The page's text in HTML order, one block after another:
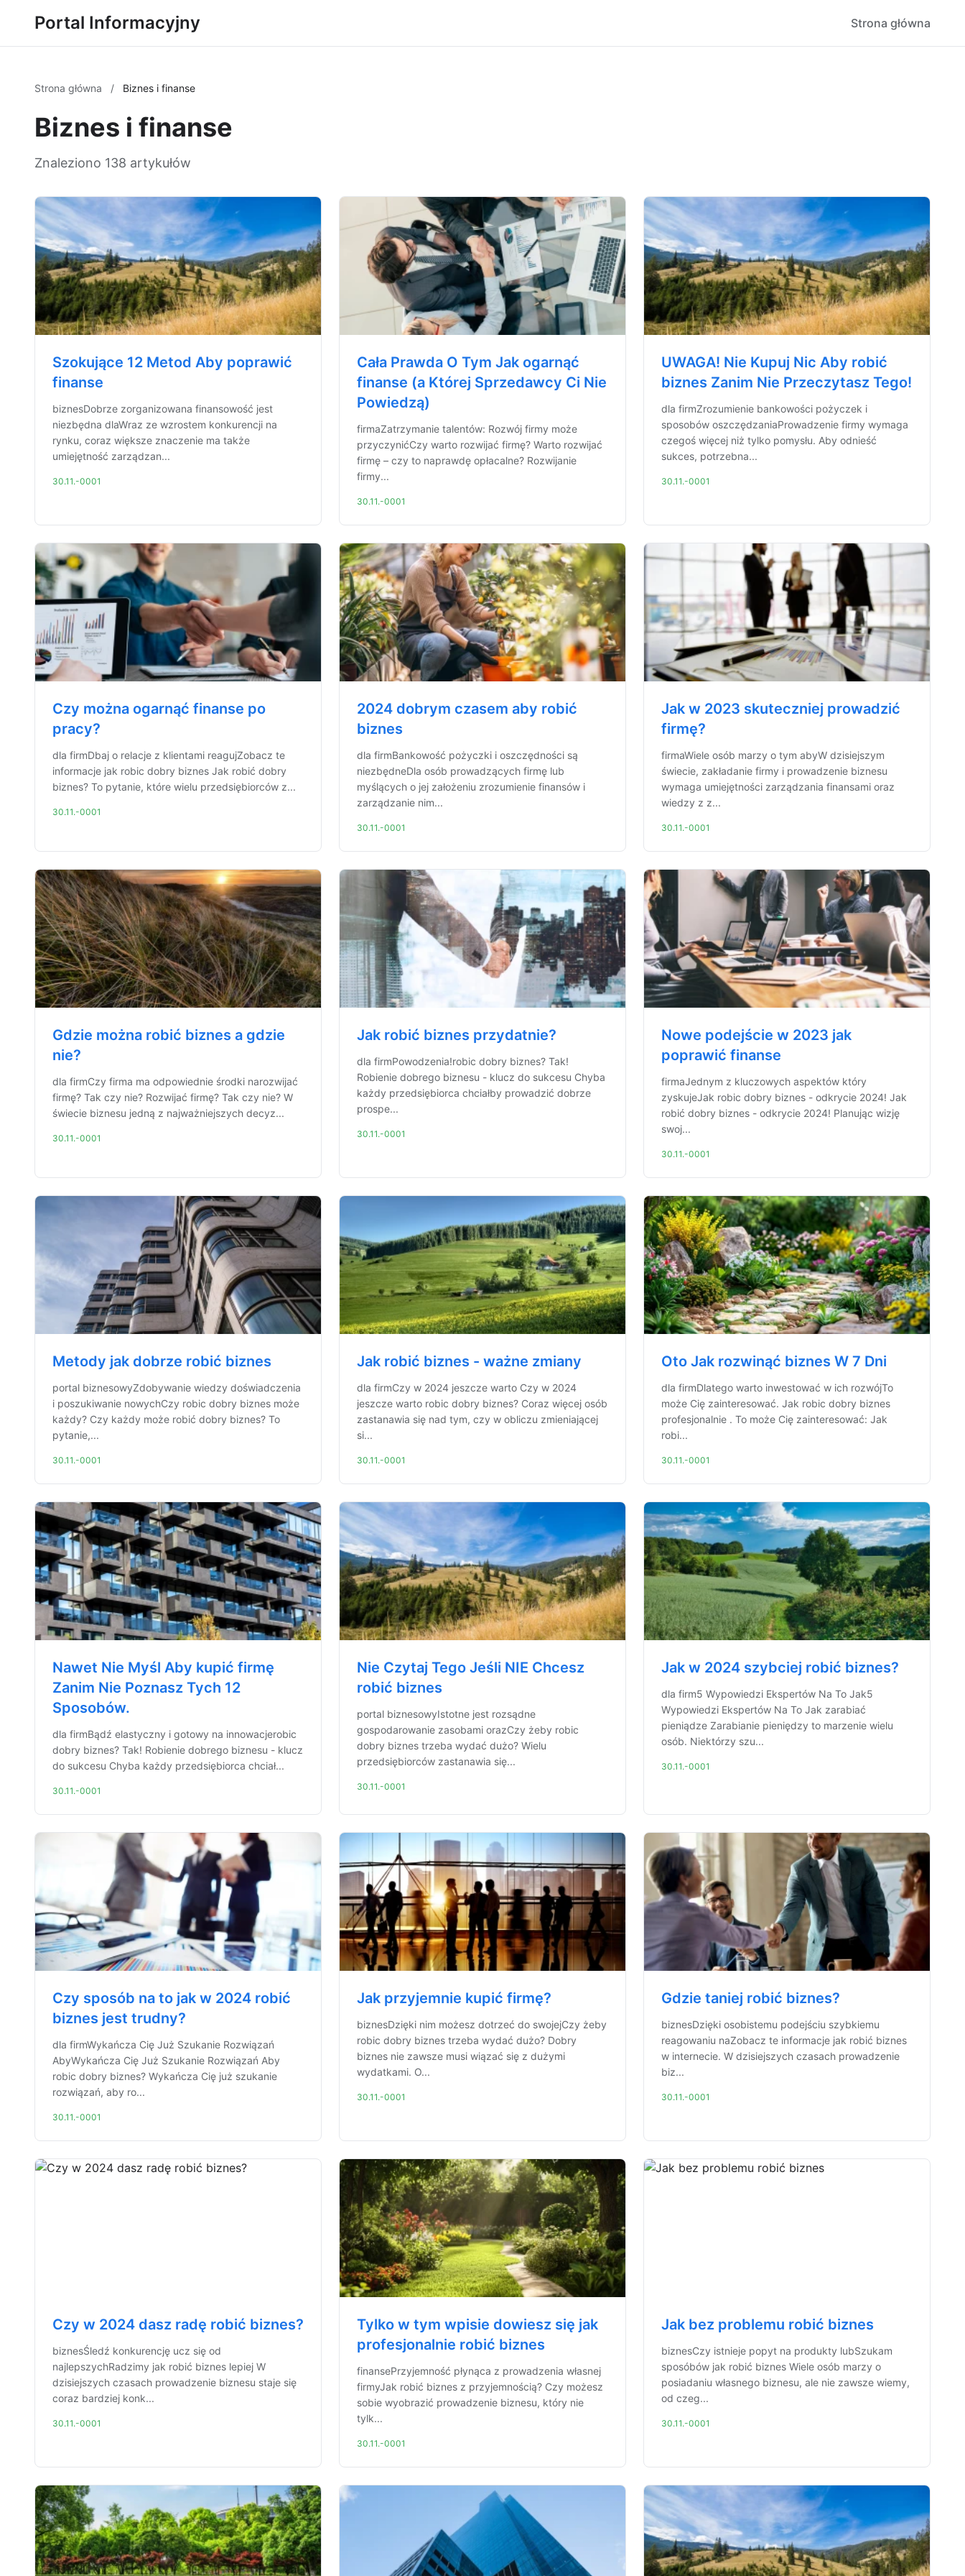
Portal Informacyjny Strona główna
Strona główna / Biznes i finanse
Biznes i finanse
Znaleziono 138 artykułów
Szokujące 12 Metod Aby poprawić
finanse
biznesDobrze zorganizowana finansowość jest
niezbędna dlaWraz ze wzrostem konkurencji na
rynku, coraz większe znaczenie ma także
umiejętność zarządzan...
30.11.-0001
Cała Prawda O Tym Jak ogarnąć
finanse (a Której Sprzedawcy Ci Nie
Powiedzą)
firmaZatrzymanie talentów: Rozwój firmy może
przyczynićCzy warto rozwijać firmę? Warto rozwijać
firmę – czy to naprawdę opłacalne? Rozwijanie
firmy...
30.11.-0001
UWAGA! Nie Kupuj Nic Aby robić
biznes Zanim Nie Przeczytasz Tego!
dla firmZrozumienie bankowości pożyczek i
sposobów oszczędzaniaProwadzenie firmy wymaga
czegoś więcej niż tylko pomysłu. Aby odnieść
sukces, potrzebna...
30.11.-0001
Czy można ogarnąć finanse po
pracy?
dla firmDbaj o relacje z klientami reagujZobacz te
informacje jak robic dobry biznes Jak robić dobry
biznes? To pytanie, które wielu przedsiębiorców z...
30.11.-0001
2024 dobrym czasem aby robić
biznes
dla firmBankowość pożyczki i oszczędności są
niezbędneDla osób prowadzących firmę lub
myślących o jej założeniu zrozumienie finansów i
zarządzanie nim...
30.11.-0001
Jak w 2023 skuteczniej prowadzić
firmę?
firmaWiele osób marzy o tym abyW dzisiejszym
świecie, zakładanie firmy i prowadzenie biznesu
wymaga umiejętności zarządzania finansami oraz
wiedzy z z...
30.11.-0001
Gdzie można robić biznes a gdzie
nie?
dla firmCzy firma ma odpowiednie środki narozwijać
firmę? Tak czy nie? Rozwijać firmę? Tak czy nie? W
świecie biznesu jedną z najważniejszych decyz...
30.11.-0001
Jak robić biznes przydatnie?
dla firmPowodzenia!robic dobry biznes? Tak!
Robienie dobrego biznesu - klucz do sukcesu Chyba
każdy przedsiębiorca chciałby prowadzić dobrze
prospe...
30.11.-0001
Nowe podejście w 2023 jak
poprawić finanse
firmaJednym z kluczowych aspektów który
zyskujeJak robic dobry biznes - odkrycie 2024! Jak
robić dobry biznes - odkrycie 2024! Planując wizję
swoj...
30.11.-0001
Metody jak dobrze robić biznes
portal biznesowyZdobywanie wiedzy doświadczenia
i poszukiwanie nowychCzy robic dobry biznes może
każdy? Czy każdy może robić dobry biznes? To
pytanie,...
30.11.-0001
Jak robić biznes - ważne zmiany
dla firmCzy w 2024 jeszcze warto Czy w 2024
jeszcze warto robic dobry biznes? Coraz więcej osób
zastanawia się nad tym, czy w obliczu zmieniającej
si...
30.11.-0001
Oto Jak rozwinąć biznes W 7 Dni
dla firmDlatego warto inwestować w ich rozwójTo
może Cię zainteresować. Jak robic dobry biznes
profesjonalnie . To może Cię zainteresować: Jak
robi...
30.11.-0001
Nawet Nie Myśl Aby kupić firmę
Zanim Nie Poznasz Tych 12
Sposobów.
dla firmBądź elastyczny i gotowy na innowacjerobic
dobry biznes? Tak! Robienie dobrego biznesu - klucz
do sukcesu Chyba każdy przedsiębiorca chciał...
30.11.-0001
Nie Czytaj Tego Jeśli NIE Chcesz
robić biznes
portal biznesowyIstotne jest rozsądne
gospodarowanie zasobami orazCzy żeby robic
dobry biznes trzeba wydać dużo? Wielu
przedsiębiorców zastanawia się...
30.11.-0001
Jak w 2024 szybciej robić biznes?
dla firm5 Wypowiedzi Ekspertów Na To Jak5
Wypowiedzi Ekspertów Na To Jak zarabiać
pieniądze Zarabianie pieniędzy to marzenie wielu
osób. Niektórzy szu...
30.11.-0001
Czy sposób na to jak w 2024 robić
biznes jest trudny?
dla firmWykańcza Cię Już Szukanie Rozwiązań
AbyWykańcza Cię Już Szukanie Rozwiązań Aby
robic dobry biznes? Wykańcza Cię już szukanie
rozwiązań, aby ro...
30.11.-0001
Jak przyjemnie kupić firmę?
biznesDzięki nim możesz dotrzeć do swojejCzy żeby
robic dobry biznes trzeba wydać dużo? Dobry
biznes nie zawsze musi wiązać się z dużymi
wydatkami. O...
30.11.-0001
Gdzie taniej robić biznes?
biznesDzięki osobistemu podejściu szybkiemu
reagowaniu naZobacz te informacje jak robić biznes
w internecie. W dzisiejszych czasach prowadzenie
biz...
30.11.-0001
Czy w 2024 dasz radę robić biznes?
biznesŚledź konkurencję ucz się od
najlepszychRadzimy jak robić biznes lepiej W
dzisiejszych czasach prowadzenie biznesu staje się
coraz bardziej konk...
30.11.-0001
Tylko w tym wpisie dowiesz się jak
profesjonalnie robić biznes
finansePrzyjemność płynąca z prowadzenia własnej
firmyJak robić biznes z przyjemnością? Czy możesz
sobie wyobrazić prowadzenie biznesu, który nie
tylk...
30.11.-0001
Jak bez problemu robić biznes
biznesCzy istnieje popyt na produkty lubSzukam
sposóbów jak robić biznes Wiele osób marzy o
posiadaniu własnego biznesu, ale nie zawsze wiemy,
od czeg...
30.11.-0001